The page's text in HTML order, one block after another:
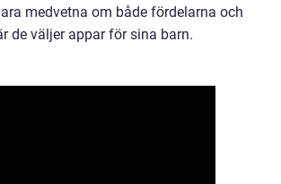
medvetna om både fördelarna och
de väljer appar för sina barn.